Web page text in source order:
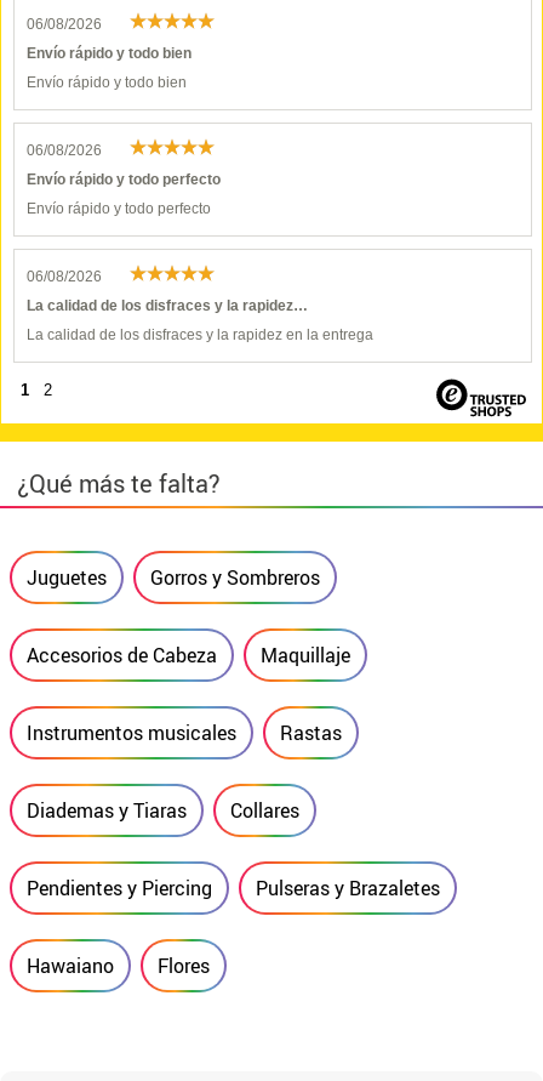
06/08/2026
Envío rápido y todo bien
Envío rápido y todo bien
06/08/2026
Envío rápido y todo perfecto
Envío rápido y todo perfecto
06/08/2026
La calidad de los disfraces y la rapidez…
La calidad de los disfraces y la rapidez en la entrega
1 2
¿Qué más te falta?
Juguetes Gorros y Sombreros
Accesorios de Cabeza Maquillaje
Instrumentos musicales Rastas
Diademas y Tiaras Collares
Pendientes y Piercing Pulseras y Brazaletes
Hawaiano Flores